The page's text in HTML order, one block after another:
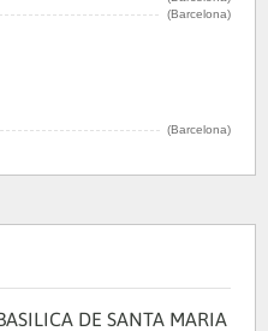
(Barcelona)
(Barcelona)
DE SANTA MARIA